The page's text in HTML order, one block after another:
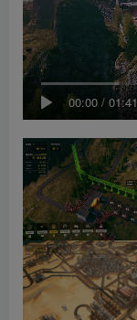
00:00 / 01:41